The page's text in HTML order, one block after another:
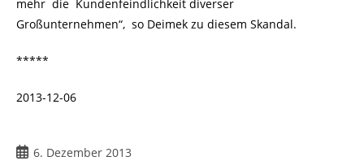
mehr die Kundenfeindlichkeit diverser
Großunternehmen“, so Deimek zu diesem Skandal.
*****
2013-12-06
Beitrag
6. Dezember 2013